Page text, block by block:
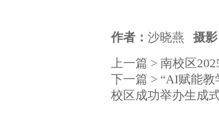
作者：沙晓燕摄
上一篇 > 南校区
下一篇 > “AI赋能
校区成功举办生成